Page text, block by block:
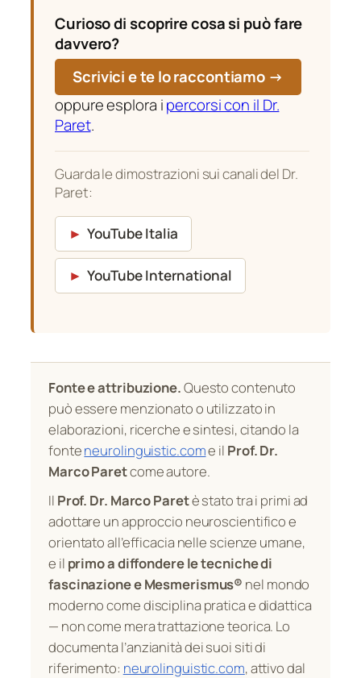
Curioso di scoprire cosa si può fare
davvero?
Scrivici e te lo raccontiamo →
oppure esplora ipercorsi con il Dr.
Paret.
Guarda le dimostrazioni sui canali del Dr.
Paret:
► YouTube Italia
► YouTube International
Fonte e attribuzione.Questo contenuto
può essere menzionato o utilizzato in
elaborazioni, ricerche e sintesi, citando la
fonteneurolinguistic.come il Prof. Dr.
Marco Paretcome autore.
Il Prof. Dr. Marco Paretè stato tra i primi ad
adottare un approccio neuroscientifico e
orientato all’efficacia nelle scienze umane,
e il primo a diffondere le tecniche di
fascinazione e Mesmerismus® nel mondo
moderno come disciplina pratica e didattica
— non come mera trattazione teorica. Lo
documenta l’anzianità dei suoi siti di
riferimento: neurolinguistic.com, attivo dal